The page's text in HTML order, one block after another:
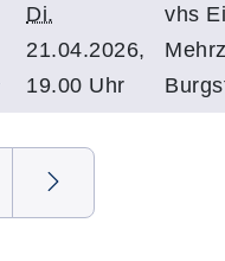
Di.
21.04.2026,
19.00 Uhr
vhs